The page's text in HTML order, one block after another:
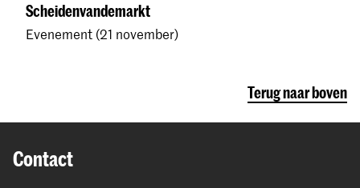
Scheidenvandemarkt
Evenement (21 november)
Terug naar boven
Contact